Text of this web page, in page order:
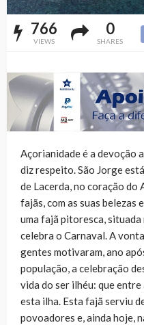
766
VIEWS
0
SHARES
Açorianidade é a devoção
diz respeito. São Jorge
de Lacerda, no coração do
fajãs, com as suas belezas
uma fajã pitoresca, situada
celebra o Carnaval. A
gentes motivaram, ano
população, a celebração
vida do ser ilhéu: que
esta ilha. Esta fajã serviu
povoadores e, ainda hoje,